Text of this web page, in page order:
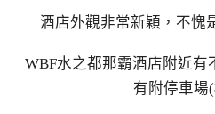
酒店外觀非常新穎，不愧
WBF水之都那霸酒店附近有
有附停車場